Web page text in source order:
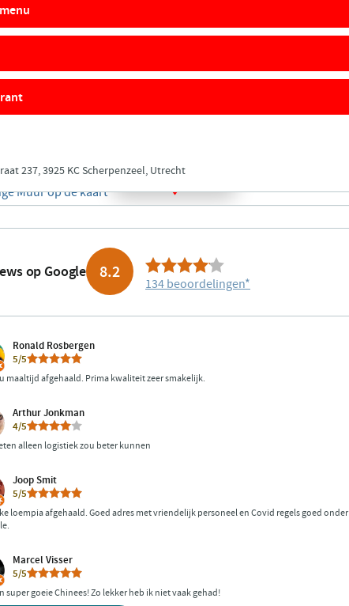
237, 3925 KC Scherpenzeel, Utrecht
op Google 8.2
134 beoordelingen*
Ronald Rosbergen
5/5
maaltijd afgehaald. Prima kwaliteit zeer smakelijk.
Arthur Jonkman
4/5
alleen logistiek zou beter kunnen
Joop Smit
5/5
loempia afgehaald. Goed adres met vriendelijk personeel en Covid regels goed onder
Marcel Visser
5/5
super goeie Chinees! Zo lekker heb ik niet vaak gehad!